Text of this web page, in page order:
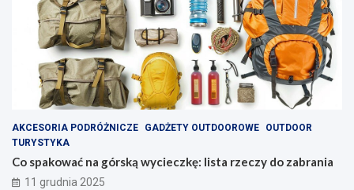
AKCESORIA PODRÓŻNICZE GADŻETY OUTDOOROWE
OUTDOOR
TURYSTYKA
Co spakować na górską wycieczkę: lista rzeczy do zabrania
11 grudnia 2025